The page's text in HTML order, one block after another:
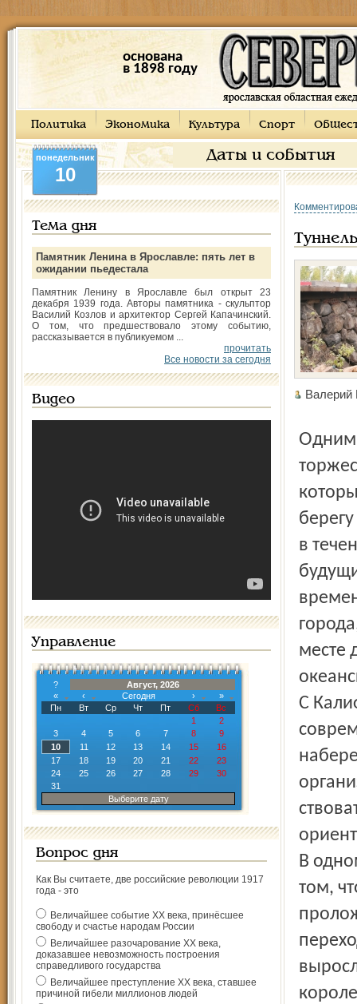
основана
в 1898 году
Политика Экономика Культура Спорт
Даты и события
понедельник
10
Тема дня
Памятник Ленина в Ярославле: пять лет в
ожидании пьедестала
Памятник Ленину в Ярославле был открыт 23
декабря 1939 года. Авторы памятника - скульптор
Василий Козлов и архитектор Сергей Капачинский.
О том, что предшествовало этому событию,
рассказывается в публикуемом ...
прочитать
Все новости за сегодня
Видео
Управление
?
Август, 2026
«
‹ Сегодня ›
»
Пн
Вт Ср Чт Пт Сб
Вс
1
2
3
4 5 6 7 8
9
10
11 12 13 14 15
16
17
18 19 20 21 22
23
24
25 26 27 28 29
30
31
Выберите дату
Вопрос дня
Как Вы считаете, две российские революции 1917
года - это
Величайшее событие ХХ века, принёсшее
свободу и счастье народам России
Величайшее разочарование ХХ века,
доказавшее невозможность построения
справедливого государства
Величайшее преступление ХХ века, ставшее
причиной гибели миллионов людей
Одним из возможных мест проведения юбилейных
в
месте
С
В
том,